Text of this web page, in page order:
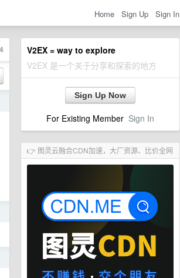
Home Sign Up Sign In
V2EX = way to explore
V2EX 是一个关于分享和探索的地方
Sign Up Now
For Existing Member Sign In
👉 图灵云融合CDN加速，大厂资源、比价全网